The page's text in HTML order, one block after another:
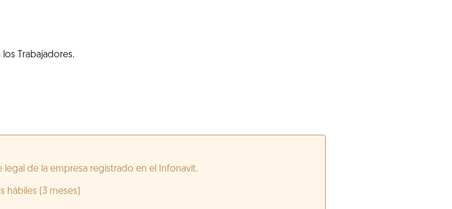
Trabajadores.
de la empresa registrado en el Infonavit.
hábiles (3 meses)